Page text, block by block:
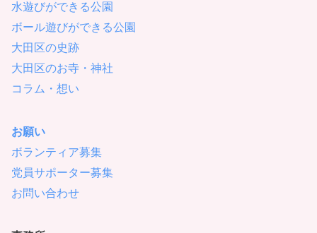
水遊びができる公園
ボール遊びができる公園
大田区の史跡
大田区のお寺・神社
コラム・想い
お願い
ボランティア募集
党員サポーター募集
お問い合わせ